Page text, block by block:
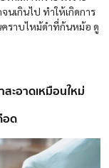
เกินไป ทำให้เกิดการ
คราบไหม้ดำที่ก้นหม้อ ดู
ะอาดเหมือนใหม่
อด